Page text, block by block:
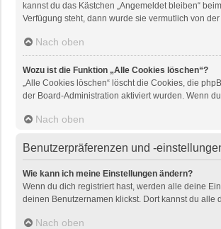
kannst du das Kästchen „Angemeldet bleiben“
Verfügung steht, dann wurde sie vermutlich von
Nach oben
Wozu ist die Funktion „Alle Cookies löschen“?
„Alle Cookies löschen“ löscht die Cookies, die
der Board-Administration aktiviert wurden. Wenn
Nach oben
Benutzerpräferenzen und -
Wie kann ich meine Einstellungen ändern?
Wenn du dich registriert hast, werden alle deine
deinen Benutzernamen klickst. Dort kannst du alle
Nach oben